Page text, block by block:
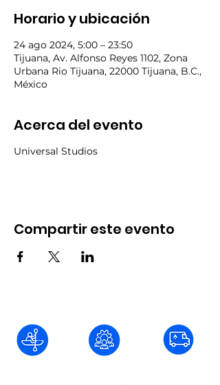
Horario y ubicación
24 ago 2024, 5:00 – 23:50
Tijuana, Av. Alfonso Reyes 1102, Zona
Urbana Rio Tijuana, 22000 Tijuana, B.C.,
México
Acerca del evento
Universal Studios
Compartir este evento